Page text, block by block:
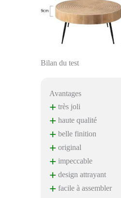
Bilan du test
Avantages
+ très joli
+ haute qualité
+ belle finition
+ original
+ impeccable
+ design attrayant
+ facile à assembler